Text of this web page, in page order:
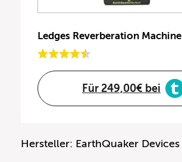
Ledges Reverberation Machine
Für 249,00€ bei
Hersteller: EarthQuaker Devices